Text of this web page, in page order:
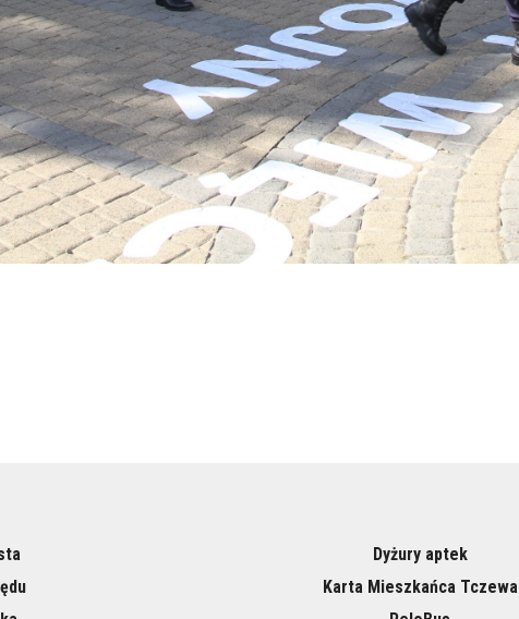
Dyżury aptek
Karta Mieszkańca Tczewa